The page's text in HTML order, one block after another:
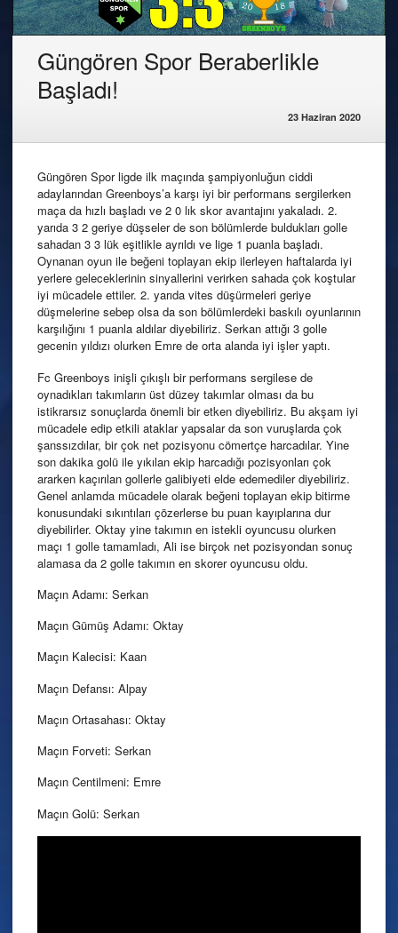
Güngören Spor Beraberlikle
Başladı!
23 Haziran 2020
Güngören Spor ligde ilk maçında şampiyonluğun ciddi
adaylarından Greenboys’a karşı iyi bir performans sergilerken
maça da hızlı başladı ve 2 0 lık skor avantajını yakaladı. 2.
yarıda 3 2 geriye düşseler de son bölümlerde buldukları golle
sahadan 3 3 lük eşitlikle ayrıldı ve lige 1 puanla başladı.
Oynanan oyun ile beğeni toplayan ekip ilerleyen haftalarda iyi
yerlere geleceklerinin sinyallerini verirken sahada çok koştular
iyi mücadele ettiler. 2. yarıda vites düşürmeleri geriye
düşmelerine sebep olsa da son bölümlerdeki baskılı oyunlarının
karşılığını 1 puanla aldılar diyebiliriz. Serkan attığı 3 golle
gecenin yıldızı olurken Emre de orta alanda iyi işler yaptı.
Fc Greenboys inişli çıkışlı bir performans sergilese de
oynadıkları takımların üst düzey takımlar olması da bu
istikrarsız sonuçlarda önemli bir etken diyebiliriz. Bu akşam iyi
mücadele edip etkili ataklar yapsalar da son vuruşlarda çok
şanssızdılar, bir çok net pozisyonu cömertçe harcadılar. Yine
son dakika golü ile yıkılan ekip harcadığı pozisyonları çok
ararken kaçırılan gollerle galibiyeti elde edemediler diyebiliriz.
Genel anlamda mücadele olarak beğeni toplayan ekip bitirme
konusundaki sıkıntıları çözerlerse bu puan kayıplarına dur
diyebilirler. Oktay yine takımın en istekli oyuncusu olurken
maçı 1 golle tamamladı, Ali ise birçok net pozisyondan sonuç
alamasa da 2 golle takımın en skorer oyuncusu oldu.
Maçın Adamı: Serkan
Maçın Gümüş Adamı: Oktay
Maçın Kalecisi: Kaan
Maçın Defansı: Alpay
Maçın Ortasahası: Oktay
Maçın Forveti: Serkan
Maçın Centilmeni: Emre
Maçın Golü: Serkan